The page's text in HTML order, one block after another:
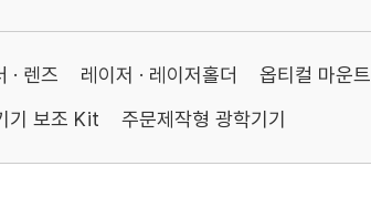
· 렌즈 레이저 · 레이저홀더
옵티컬 마운트
기 보조 Kit 주문제작형 광학기기